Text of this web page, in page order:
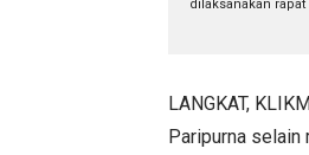
dilaksanakan
LANGKAT,
Paripurna selain